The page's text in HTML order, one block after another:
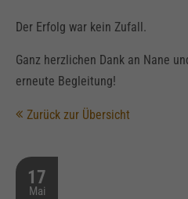
Der Erfolg war kein Zufall.
Ganz herzlichen Dank an Nane
erneute Begleitung!
Zurück zur Übersicht
17
Mai